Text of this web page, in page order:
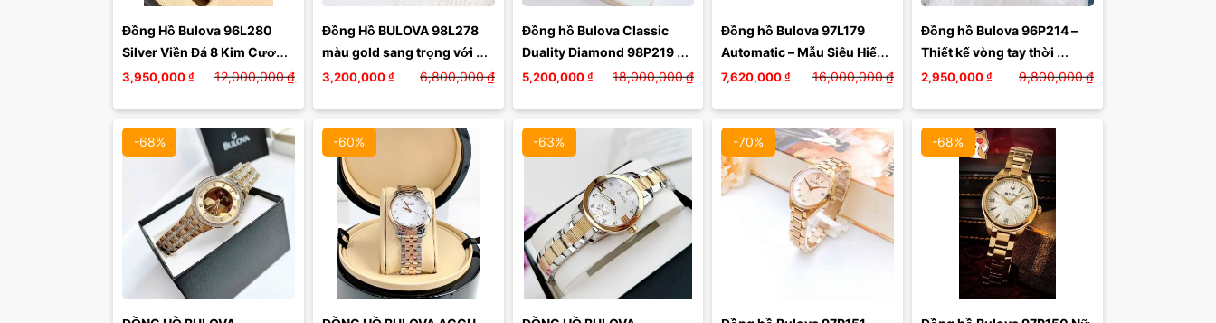
Đồng Hồ Bulova 96L280
Silver Viền Đá 8 Kim Cương
– Vẻ Đẹp Thanh Lịch Đến Từ
3,950,000 ₫ 12,000,000₫
Đồng Hồ BULOVA 98L278
màu gold sang trọng với
viền đá Swarovski sáng đẹp
3,200,000₫ 6,800,000₫
Đồng hồ Bulova Classic
Duality Diamond 98P219 –
Phiên bản cao cấp
...
5,200,000 ₫ 18,000,000₫
Đồng hồ Bulova 97L179
Automatic – Mẫu Siêu Hiếm,
Số Lượng Giới Hạn
7,620,000 ₫ 16,000,000₫
Đồng hồ Bulova 96P214 –
Thiết kế vòng tay thời
thượng, nữ tính và sang
2,950,000₫ 9,800,000₫
-68% -60% -63% -70% -68%